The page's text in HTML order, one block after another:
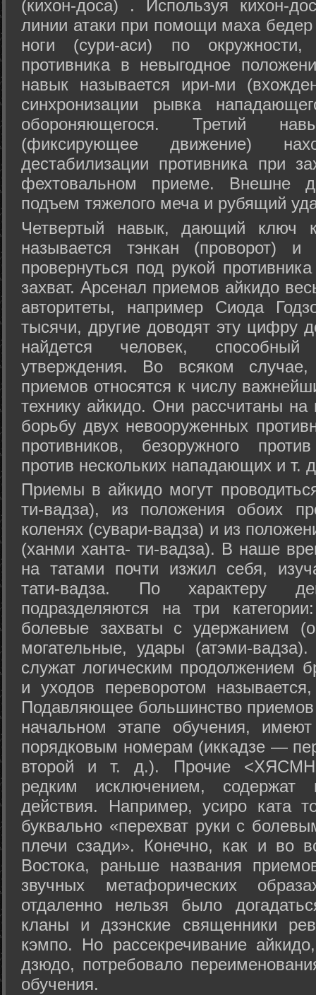
(кихон-доса) . Используя кихон-
линии атаки при помощи маха
ноги (сури-аси) по
противника в невыгодное
навык называется ири-ми
синхронизации рывка
обороняющегося. Третий
(фиксирующее движение)
дестабилизации противника при
фехтовальном приеме. Внешне
подъем тяжелого меча и рубящий
Четвертый навык, дающий ключ
называется тэнкан (проворот)
провернуться под рукой
захват. Арсенал приемов айкидо
авторитеты, например Сиода
тысячи, другие доводят эту цифру
найдется человек,
утверждения. Во всяком
приемов относятся к числу
технику айкидо. Они рассчитаны
борьбу двух невооруженных
противников, безоружного
против нескольких нападающих и т.
Приемы в айкидо могут
ти-вадза), из положения обоих
коленях (сувари-вадза) и из
(ханми ханта- ти-вадза). В наше
на татами почти изжил себя,
тати-вадза. По характеру
подразделяются на три
болевые захваты с удержанием
могательные, удары (атэми-
служат логическим продолжением
и уходов переворотом
Подавляющее большинство
начальном этапе обучения,
порядковым номерам (иккадзе —
второй и т. д.). Прочие
редким исключением, содержат
действия. Например, усиро ката
буквально «перехват руки с
плечи сзади». Конечно, как и во
Востока, раньше названия
звучных метафорических
отдаленно нельзя было
кланы и дзэнские священники
кэмпо. Но рассекречивание
дзюдо, потребовало
обучения.